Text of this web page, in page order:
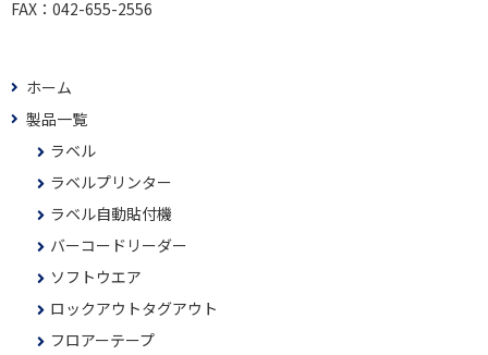
FAX： 042-655-2556
ホーム
製品一覧
ラベル
ラベルプリンター
ラベル自動貼付機
バーコードリーダー
ソフトウエア
ロックアウトタグアウト
フロアーテープ